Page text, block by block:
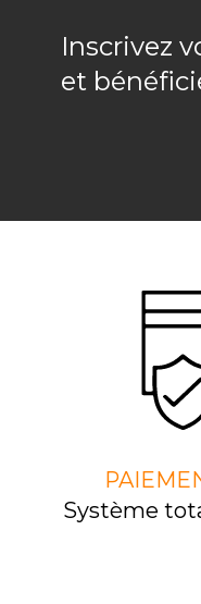
Inscrivez
et
Système